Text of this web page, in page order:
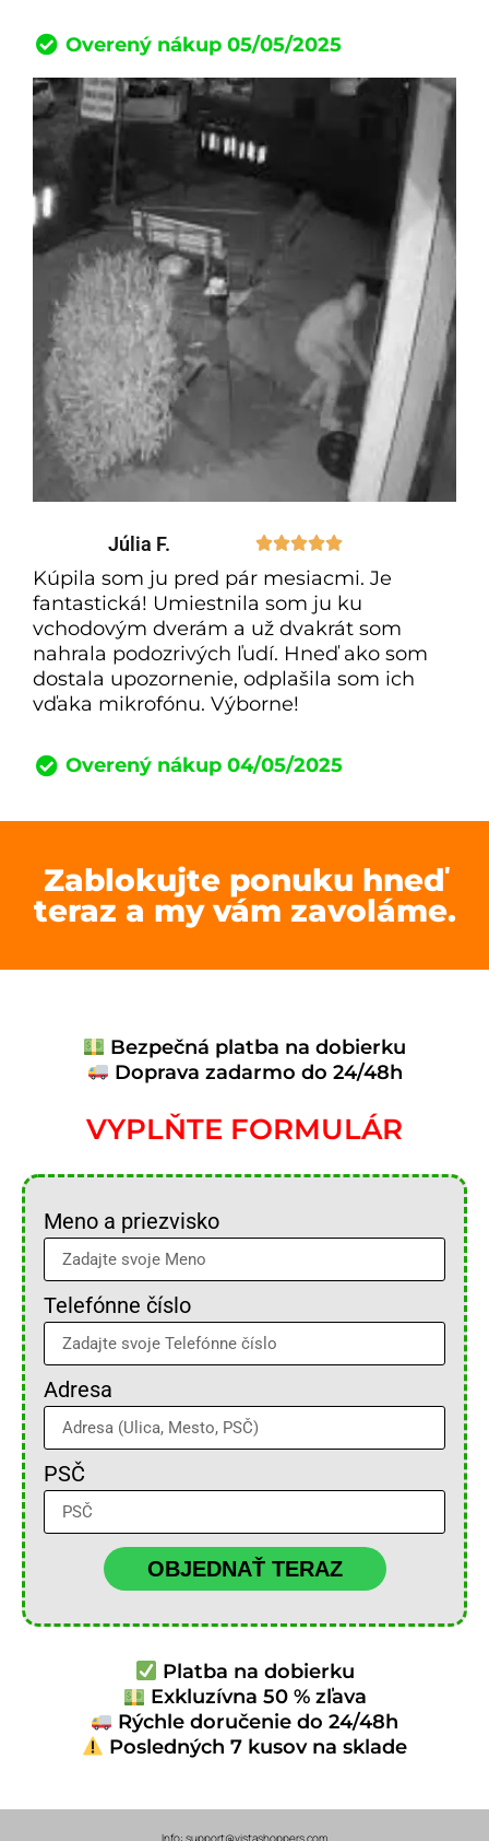
Overený nákup 05/05/2025
Júlia F. 
Kúpila som ju pred pár mesiacmi. Je
fantastická! Umiestnila som ju ku
vchodovým dverám a už dvakrát som
nahrala podozrivých ľudí. Hneď ako som
dostala upozornenie, odplašila som ich
vďaka mikrofónu. Výborne!
Overený nákup 04/05/2025
Zablokujte ponuku hneď
teraz a my vám zavoláme.
Bezpečná platba na dobierku
Doprava zadarmo do 24/48h
VYPLŇTE FORMULÁR
Meno a priezvisko
Telefónne číslo
Adresa
PSČ
OBJEDNAŤ TERAZ
Platba na dobierku
Exkluzívna 50 % zľava
Rýchle doručenie do 24/48h
Posledných 7 kusov na sklade
Info: support@vistashoppers.com